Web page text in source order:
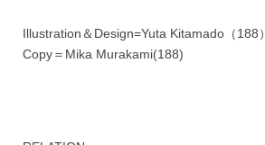
Illustration＆Design=Yuta Kitamado（188）
Copy＝Mika Murakami(188)